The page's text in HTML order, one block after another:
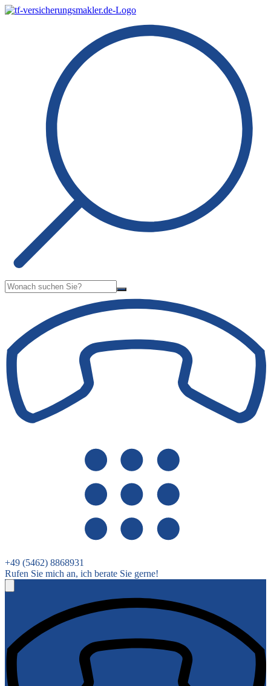
Suche
+49 (5462) 8868931
Rufen Sie mich an, ich berate Sie gerne!